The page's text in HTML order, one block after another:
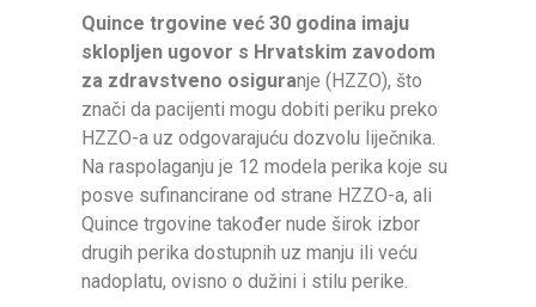
Quince trgovine već 30 godina imaju
sklopljen ugovor s Hrvatskim zavodom
za zdravstveno osiguranje (HZZO), što
znači da pacijenti mogu dobiti periku preko
HZZO-a uz odgovarajuću dozvolu liječnika.
Na raspolaganju je 12 modela perika koje su
posve sufinancirane od strane HZZO-a, ali
Quince trgovine također nude širok izbor
drugih perika dostupnih uz manju ili veću
nadoplatu, ovisno o dužini i stilu perike.